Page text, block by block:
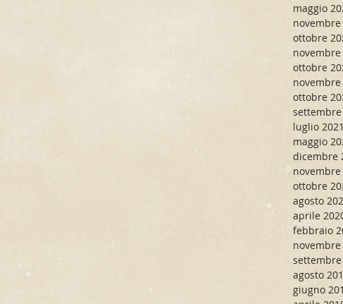
maggio
novembre
ottobre
novembre
ottobre
novembre
ottobre
settembre
luglio 2021
maggio
dicembre
novembre
ottobre
agosto
aprile
febbraio
novembre
settembre
agosto
giugno